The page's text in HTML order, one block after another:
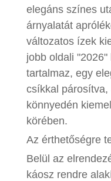
elegáns színes
árnyalatát
változatos ízek
jobb oldali
tartalmaz, egy
csíkkal
könnyedén
körében.
Az érthetőségre
Belül az
káosz rendre